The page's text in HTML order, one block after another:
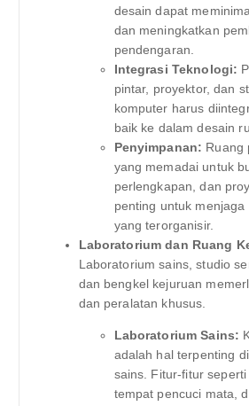
desain dapat
dan meningkatkan
pendengaran.
Integrasi Teknologi:
pintar, proyektor, dan
komputer harus
baik ke dalam desain
Penyimpanan: Ruang
yang memadai untuk
perlengkapan, dan
penting untuk
yang terorganisir.
Laboratorium dan Ruang
Laboratorium sains, studio
dan bengkel kejuruan
dan peralatan khusus.
Laboratorium Sains:
adalah hal terpenting
sains. Fitur-fitur seperti
tempat pencuci mata,